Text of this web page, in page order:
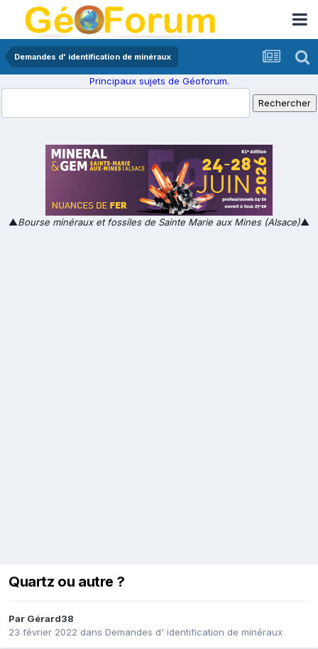
Demandes d' identification de minéraux
Principaux sujets de Géoforum.
▲Bourse minéraux et fossiles de Sainte Marie aux Mines (Alsace)▲
Quartz ou autre ?
Par Gérard38
23 février 2022 dans Demandes d' identification de minéraux